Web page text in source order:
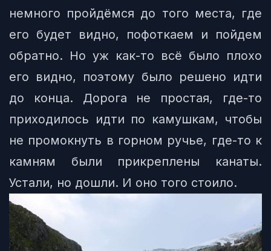
немного пройдёмся до того места, где
его будет видно, пофоткаем и пойдем
обратно. Но уж как-то всё было плохо
его видно, поэтому было решено идти
до конца. Дорога не простая, где-то
приходилось идти по камушкам, чтобы
не промокнуть в горном ручье, где-то к
камням были прикреплены канаты.
Устали, но дошли. И оно того стоило.